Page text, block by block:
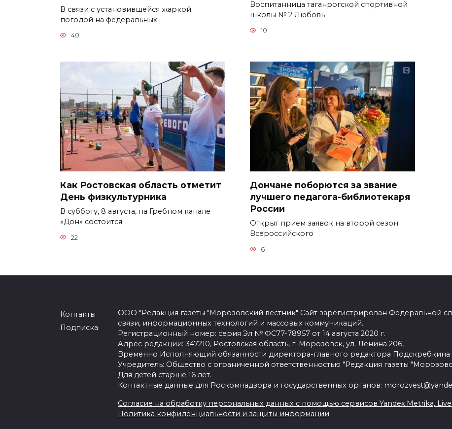
В связи с установившейся жаркой
погодой на федеральных
40
Воспитанница таганрогской спортивной
школы № 2 Любовь
10
Как Ростовская область отметит
День физкультурника
В субботу, 8 августа, на Гребном канале
«Дон» состоится
22
Дончане поборются за звание
лучшего педагога-библиотекаря
России
Открыт прием заявок на второй сезон
Всероссийского
6
Контакты
Подписка
ООО "Редакция газеты "Морозовский вестник" Сайт зарегистрирован Федеральной
связи, информационных технологий и массовых коммуникаций.
Регистрационный номер: серия Эл № ФС77-78957 от 14 августа 2020 г.
Адрес редакции: 347210, Ростовская область, г. Морозовск, ул. Ленина 206,
Временно Исполняющий обязанности директора-главного редактора Подскребкина
Учредитель: Общество с ограниченной ответственностью "Редакция газеты
Для детей старше 16 лет.
Контактные данные для Роскомнадзора и государственных органов:
Согласие на обработку персональных данных с помощью сервисов Yandex.Metrika,
Политика конфиденциальности и защиты информации